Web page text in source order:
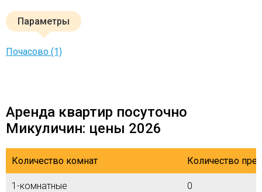
Параметры
Почасово (1)
Аренда квартир посуточно
Микуличин: цены 2026
Количество комнат Количество
1-комнатные 0